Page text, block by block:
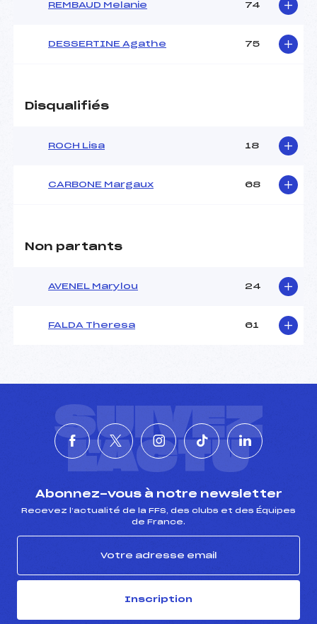
REMBAUD Melanie 74
DESSERTINE Agathe 75
Disqualifiés
ROCH Lisa 18
CARBONE Margaux 68
Non partants
AVENEL Marylou 24
FALDA Theresa 61
SUIVEZ
L'ACTU
Abonnez-vous à notre newsletter
Recevez l’actualité de la FFS, des clubs et des Équipes
de France.
Inscription